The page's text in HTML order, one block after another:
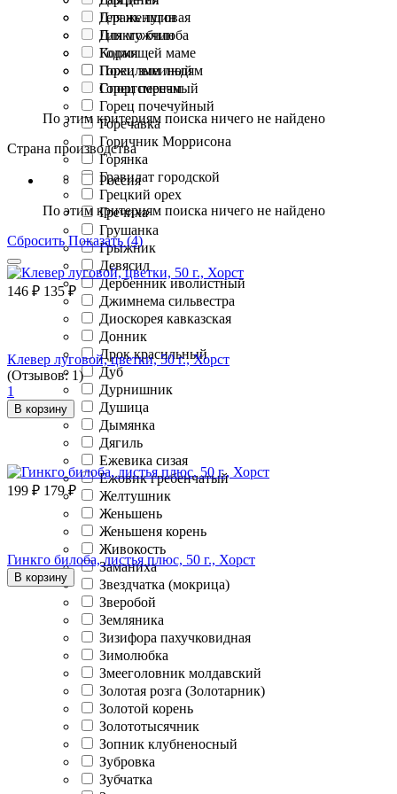
Герань луговая
Гинкго билоба
Годжи
Горец змеиный
Горец перечный
Горец почечуйный
Горечавка
Горичник Моррисона
Горянка
Гравилат городской
Грецкий орех
Гречиха
Грушанка
Грыжник
Девясил
Дербенник иволистный
Джимнема сильвестра
Диоскорея кавказская
Донник
Дрок красильный
Дуб
Дурнишник
Душица
Дымянка
Дягиль
Ежевика сизая
Ежовик гребенчатый
Желтушник
Женьшень
Женьшеня корень
Живокость
Заманиха
Звездчатка (мокрица)
Зверобой
Земляника
Зизифора пахучковидная
Зимолюбка
Змееголовник молдавский
Золотая розга (Золотарник)
Золотой корень
Золототысячник
Зопник клубненосный
Зубровка
Зубчатка
Для женщин
Для мужчин
Кормящей маме
Пожилым людям
Спортсменам
По этим критериям поиска ничего не найдено
Страна производства
Россия
По этим критериям поиска ничего не найдено
Сбросить Показать (4)
146 ₽ 135 ₽
Клевер луговой, цветки, 50 г., Хорст
(Отзывов: 1)
1
В корзину
199 ₽ 179 ₽
Гинкго билоба, листья плюс, 50 г., Хорст
В корзину